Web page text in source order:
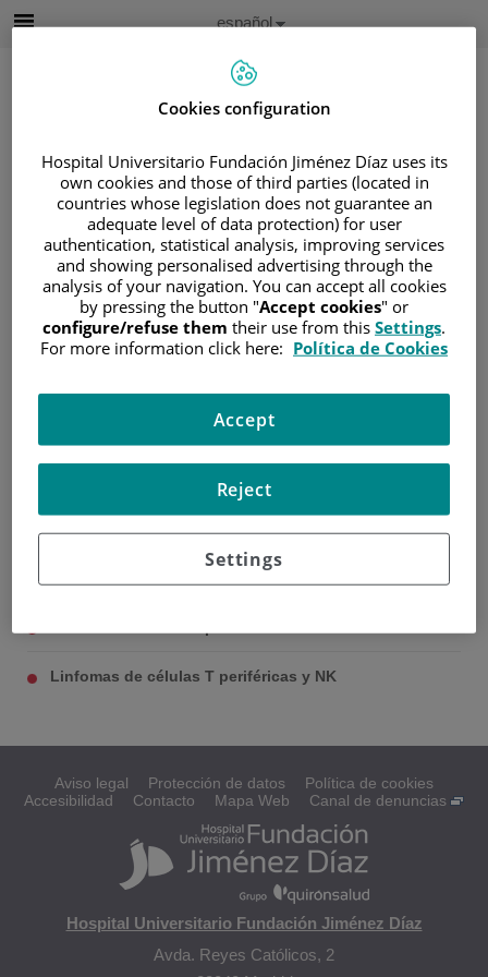
Buscar
Selector
de
idioma
Idioma
Español
Inicio/ÁREA DEL PACIENTE
/SOBRE EL CÁNCER
INFORMACIÓN Y SOPORTE AL PACIENTE
/TIPOS DE CÁNCER
ÁREA DE NEOPLASIAS HEMATOLÓGICAS
/LINFOMAS/LINFOMA NO HODGKIN
NEOPLASIAS DE CÉLULAS T
/LINFOMA DE CÉLULAS T
TIPOS DE LINFOMA DE CÉLULAS T
Tipos de linfoma de células T
Linfomas de células T periféricas y NK
Aviso legal Protección de datos
Política de cookies
Accesibilidad
Contacto Mapa Web Canal de denuncias
Hospital Universitario Fundación Jiménez Díaz
Avda. Reyes Católicos, 2
Cookies configuration
Hospital Universitario Fundación Jiménez Díaz uses its
own cookies and those of third parties (located in
countries whose legislation does not guarantee an
adequate level of data protection) for user
authentication, statistical analysis, improving services
and showing personalised advertising through the
analysis of your navigation. You can accept all cookies
by pressing the button "Accept cookies" or
configure/refuse them their use from this Settings.
For more information click here: Política de Cookies
Settings
Reject
Accept